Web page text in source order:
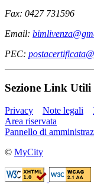
Fax: 0427 731596
Email:
PEC:
Sezione Link Utili
Privacy Note legali
Area riservata
Pannello di
© MyCity